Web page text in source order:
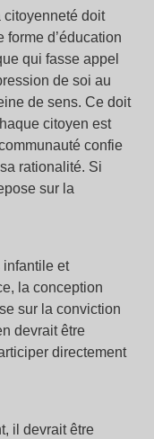
citoyenneté doit
d’éducation
qui fasse appel
de soi au
de sens. Ce doit
citoyen est
confie
rationalité. Si
sur la
infantile et
la conception
sur la conviction
devrait être
directement
il devrait être